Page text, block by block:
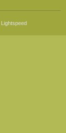
Lightspeed